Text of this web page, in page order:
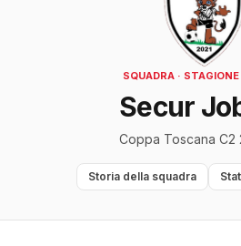
SQUADRA ·
Secur
Coppa Toscana C2
Storia della squadra